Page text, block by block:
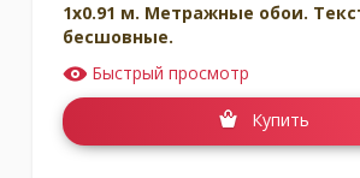
1x0.91 м. Метражные обои.
бесшовные.
Быстрый просмотр
Купить